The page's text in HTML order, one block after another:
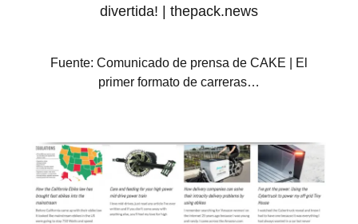
divertida! | thepack.news
Fuente: Comunicado de prensa de CAKE | El
primer formato de carreras…